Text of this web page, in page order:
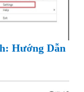
Hướng Dẫn